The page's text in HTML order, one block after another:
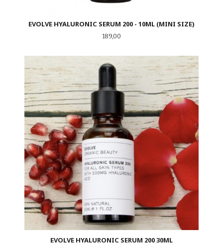
EVOLVE HYALURONIC SERUM 200 - 10ML (MINI SIZE)
Pris
189,00
EVOLVE HYALURONIC SERUM 200 30ML